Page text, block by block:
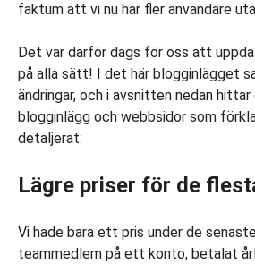
faktum att vi nu har fler användare
Det var därför dags för oss att
på alla sätt! I det här blogginlägget
ändringar, och i avsnitten nedan
blogginlägg och webbsidor som
detaljerat:
Lägre priser för de
Vi hade bara ett pris under de
teammedlem på ett konto, betalat